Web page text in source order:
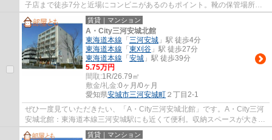
子店まで徒歩7分と近場にコンビニがあるのもポイント。靴の保管場所と
してのシューズボックスが玄関にあります。...
賃貸｜マンション
A・City三河安城北館
東海道本線 「 三河安城 」駅 徒歩4分
東海道本線 「 東刈谷 」駅 徒歩27分
東海道本線 「 安城 」駅 徒歩39分
5.75万円
間取:1R/26.79㎡
敷金/礼金:0ヶ月/0ヶ月
愛知県安城市三河安城町 ２丁目2-1
ぜひ一度見ていただきたい、「A・City三河安城北館」です。A・City三河
安城北館：東海道本線三河安城駅にも近くて便利。収納スペースが大きい
ため、生活感のでやすい小物類もすっきり...
賃貸｜マンション